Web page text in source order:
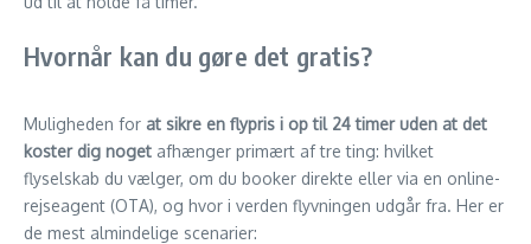
Hvornår kan du gøre det gratis?
Muligheden for at sikre en flypris i op til 24 timer uden at det
koster dig noget afhænger primært af tre ting: hvilket
flyselskab du vælger, om du booker direkte eller via en online-
rejseagent (OTA), og hvor i verden flyvningen udgår fra. Her er
de mest almindelige scenarier: